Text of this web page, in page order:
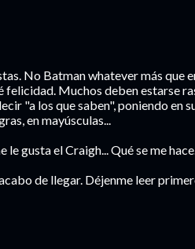
No Batman whatever más que
felicidad. Muchos deben estarse
"a los que saben", poniendo en
en mayúsculas...
le gusta el Craigh... Qué se me
de llegar. Déjenme leer